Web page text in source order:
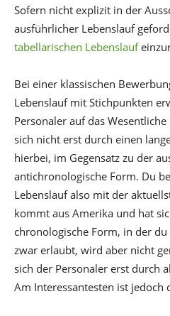
Sofern nicht explizit in der
ausführlicher Lebenslauf
tabellarischen Lebenslauf
Bei einer klassischen
Lebenslauf mit Stichpunkten
Personaler auf das
sich nicht erst durch einen
hierbei, im Gegensatz zu der
antichronologische Form. Du
Lebenslauf also mit der
kommt aus Amerika und hat
chronologische Form, in der
zwar erlaubt, wird aber nicht
sich der Personaler erst durch
Am Interessantesten ist jedoch